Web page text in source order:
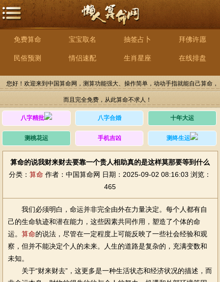
免费算命 宝宝取名 抽签占卜 拜佛许愿
民俗预测 情侣速配 生肖星座 在线排盘
您好！欢迎来到中国算命网，测算功能强大、操作简单，动动手指就能自己算命，
而且完全免费，从此算命不求人！
八字精批 八字合婚 十年大运
测桃花运 手机吉凶 测终生运
算命的说我财来财去要靠一个贵人相助真的是这样莫那要等到什么
分类： 算命 作者：中国算命网 日期：2025-09-02 08:16:03 浏览：
465
我们必须明白，命运并非完全由外在力量决定。每个人都有自
己的生命轨迹和潜在能力，这些因素共同作用，塑造了个体的命
运。 算命的说法，尽管在一定程度上可能反映了一些社会经验和观
察，但并不能决定个人的未来。人生的道路是复杂的，充满变数和
未知。
关于“财来财去”，这更多是一种生活状态和经济状况的描述，而